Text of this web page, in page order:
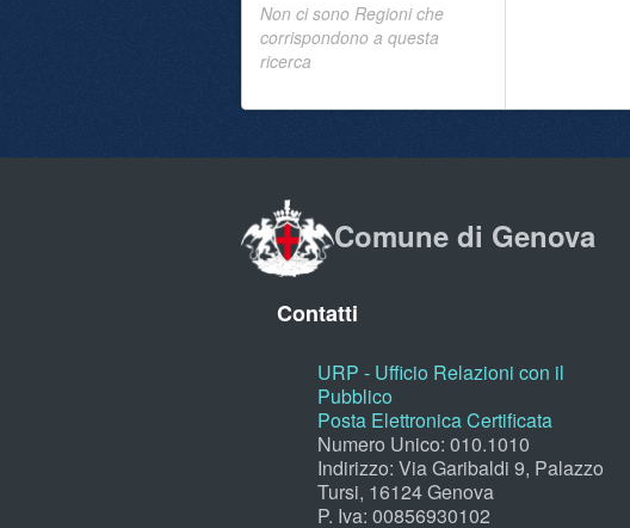
Non ci sono Regioni che
corrispondono a questa
ricerca
Comune di Genova
Contatti
URP - Ufficio Relazioni con il
Pubblico
Posta Elettronica Certificata
Numero Unico: 010.1010
Indirizzo: Via Garibaldi 9, Palazzo
Tursi, 16124 Genova
P. Iva: 00856930102